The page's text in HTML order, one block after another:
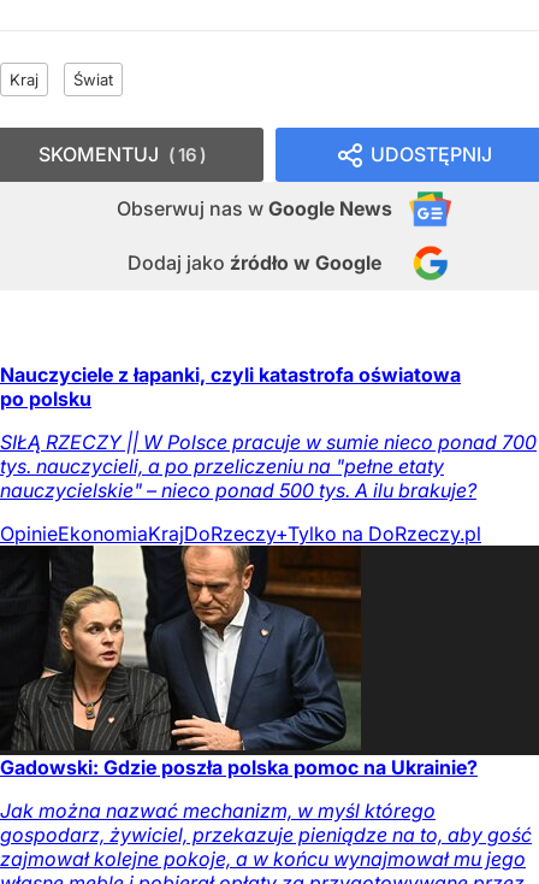
Kraj Świat
UDOSTĘPNIJ
Obserwuj nas w Google News
Dodaj jako źródło w Google
SKOMENTUJ 16
Nauczyciele z łapanki, czyli katastrofa oświatowa
po polsku
SIŁĄ RZECZY || W Polsce pracuje w sumie nieco ponad 700
tys. nauczycieli, a po przeliczeniu na "pełne etaty
nauczycielskie" – nieco ponad 500 tys. A ilu brakuje?
OpinieEkonomiaKrajDoRzeczy+Tylko na DoRzeczy.pl
Gadowski: Gdzie poszła polska pomoc na Ukrainie?
Jak można nazwać mechanizm, w myśl którego
gospodarz, żywiciel, przekazuje pieniądze na to, aby gość
zajmował kolejne pokoje, a w końcu wynajmował mu jego